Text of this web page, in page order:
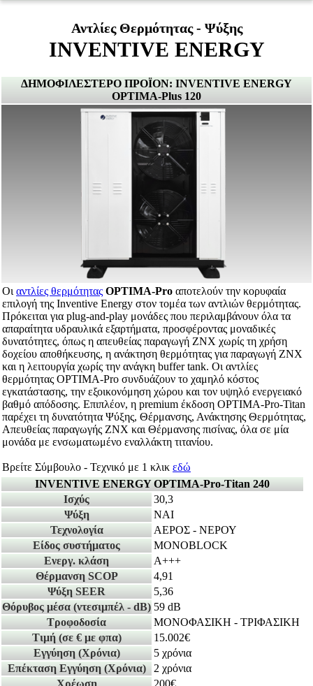
Αντλίες Θερμότητας - Ψύξης
INVENTIVE ENERGY
ΔΗΜΟΦΙΛΕΣΤΕΡΟ ΠΡΟΪΟΝ: INVENTIVE ENERGY
OPTIMA-Plus 120
Οι αντλίες θερμότητας OPTIMA-Pro αποτελούν την κορυφαία
επιλογή της Inventive Energy στον τομέα των αντλιών θερμότητας.
Πρόκειται για plug-and-play μονάδες που περιλαμβάνουν όλα τα
απαραίτητα υδραυλικά εξαρτήματα, προσφέροντας μοναδικές
δυνατότητες, όπως η απευθείας παραγωγή ΖΝΧ χωρίς τη χρήση
δοχείου αποθήκευσης, η ανάκτηση θερμότητας για παραγωγή ΖΝΧ
και η λειτουργία χωρίς την ανάγκη buffer tank. Οι αντλίες
θερμότητας OPTIMA-Pro συνδυάζουν το χαμηλό κόστος
εγκατάστασης, την εξοικονόμηση χώρου και τον υψηλό ενεργειακό
βαθμό απόδοσης. Επιπλέον, η premium έκδοση OPTIMA-Pro-Titan
παρέχει τη δυνατότητα Ψύξης, Θέρμανσης, Ανάκτησης Θερμότητας,
Απευθείας παραγωγής ΖΝΧ και Θέρμανσης πισίνας, όλα σε μία
μονάδα με ενσωματωμένο εναλλάκτη τιτανίου.
Βρείτε Σύμβουλο - Τεχνικό με 1 κλικ εδώ
INVENTIVE ENERGY OPTIMA-Pro-Titan 240
Ισχύς
30,3
Ψύξη
ΝΑΙ
Τεχνολογία
ΑΕΡΟΣ - ΝΕΡΟΥ
Είδος συστήματος
MONOBLOCK
Ενεργ. κλάση
A+++
Θέρμανση SCOP
4,91
Ψύξη SEER
5,36
Θόρυβος μέσα (ντεσιμπέλ - dB) 59 dB
Τροφοδοσία
ΜΟΝΟΦΑΣΙΚΗ - ΤΡΙΦΑΣΙΚΗ
Τιμή (σε € με φπα)
15.002€
Εγγύηση (Χρόνια)
5 χρόνια
Επέκταση Εγγύηση (Χρόνια)
2 χρόνια